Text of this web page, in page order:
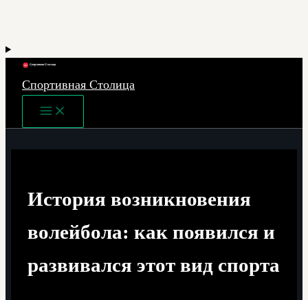
Спортивная Столица
Main
Menu
История возникновения
волейбола: как появился и
развивался этот вид спорта